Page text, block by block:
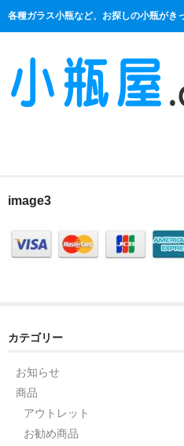
各種ガラス小瓶など、お探しの小瓶がき
商品一覧
絞り口
セット
コルク栓
セット
image3
カテゴリー
お知らせ
商品
アウトレット
お勧め商品